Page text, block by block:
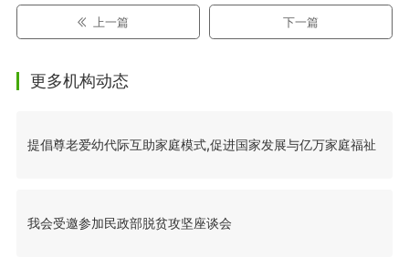
上一篇 下一篇
更多机构动态
提倡尊老爱幼代际互助家庭模式,促进国家发展与亿万家庭福祉
我会受邀参加民政部脱贫攻坚座谈会